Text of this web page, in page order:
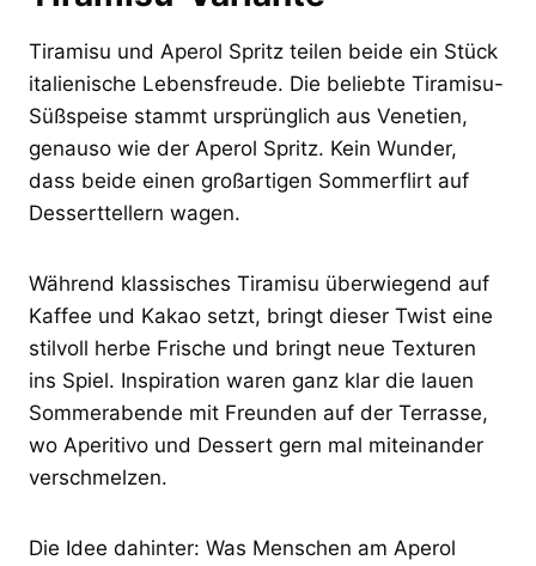
Tiramisu und Aperol Spritz teilen beide ein Stück
italienische Lebensfreude. Die beliebte Tiramisu-
Süßspeise stammt ursprünglich aus Venetien,
genauso wie der Aperol Spritz. Kein Wunder,
dass beide einen großartigen Sommerflirt auf
Desserttellern wagen.
Während klassisches Tiramisu überwiegend auf
Kaffee und Kakao setzt, bringt dieser Twist eine
stilvoll herbe Frische und bringt neue Texturen
ins Spiel. Inspiration waren ganz klar die lauen
Sommerabende mit Freunden auf der Terrasse,
wo Aperitivo und Dessert gern mal miteinander
verschmelzen.
Die Idee dahinter: Was Menschen am Aperol